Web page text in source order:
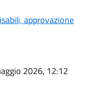
approvazione
2026, 12:12